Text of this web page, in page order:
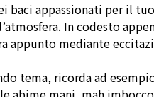
baci appassionati per il
In codesto
appunto mediante
tema, ricorda ad